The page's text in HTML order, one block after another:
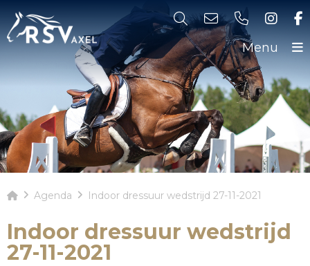
Menu
Agenda Indoor dressuur wedstrijd 27-11-2021
Indoor dressuur wedstrijd
27-11-2021